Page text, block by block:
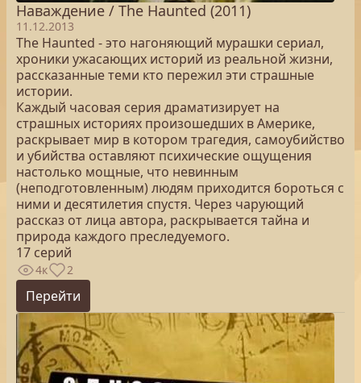
Наваждение / The Haunted (2011)
11.12.2013
The Haunted - это нагоняющий мурашки сериал,
хроники ужасающих историй из реальной жизни,
рассказанные теми кто пережил эти страшные
истории.
Каждый часовая серия драматизирует на
страшных историях произошедших в Америке,
раскрывает мир в котором трагедия, самоубийство
и убийства оставляют психические ощущения
настолько мощные, что невинным
(неподготовленным) людям приходится бороться с
ними и десятилетия спустя. Через чарующий
рассказ от лица автора, раскрывается тайна и
природа каждого преследуемого.
17 серий
4к 2
Перейти